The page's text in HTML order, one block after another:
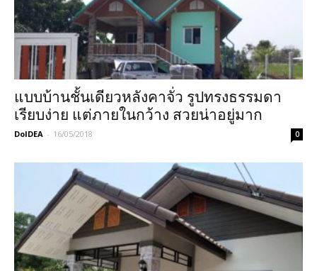
แบบบ้านชั้นเดียวหลังคาจั่ว รูปทรงธรรมดา
เรียบง่าย แต่ภายในกว้าง สวยน่าอยู่มาก
DoIDEA - 16/05/2018 0